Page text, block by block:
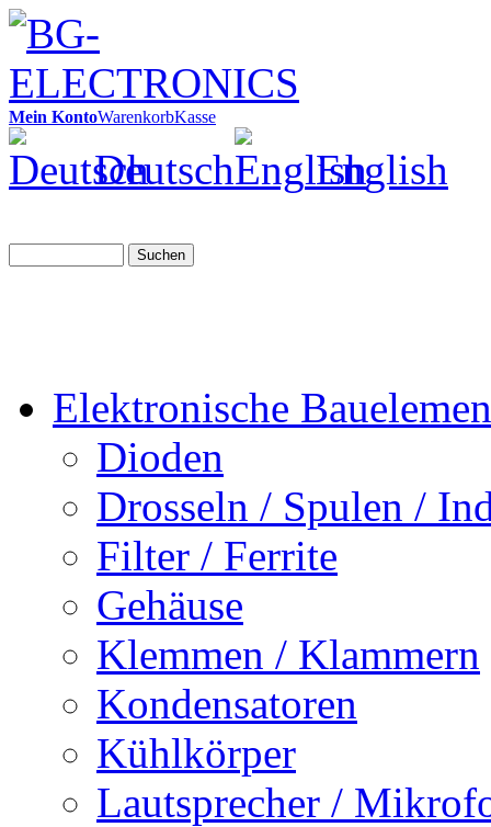
Mein KontoWarenkorbKasse
Deutsch English
Suchen
Elektronische
Dioden
Drosseln / Spulen /
Filter / Ferrite
Gehäuse
Klemmen / Klammern
Kondensatoren
Kühlkörper
Lautsprecher /